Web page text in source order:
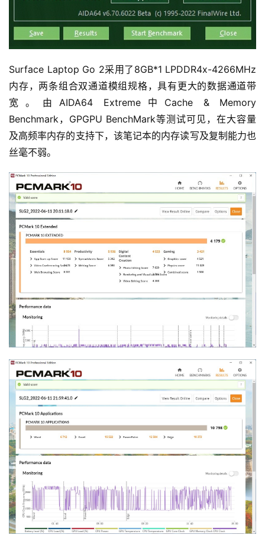
Surface Laptop Go 2采用了8GB*1 LPDDR4x-4266MHz
内存，两条组合双通道模组规格，具有更大的数据通道带
宽。由AIDA64 Extreme中Cache & Memory
Benchmark，GPGPU BenchMark等测试可见，在大容量
及高频率内存的支持下，该笔记本的内存读写及复制能力也
丝毫不弱。